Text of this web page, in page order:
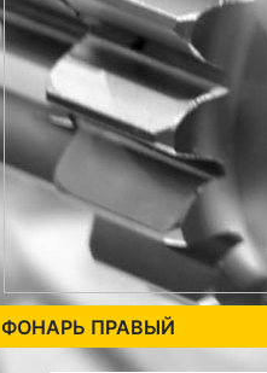
ФОНАРЬ ПРАВЫЙ